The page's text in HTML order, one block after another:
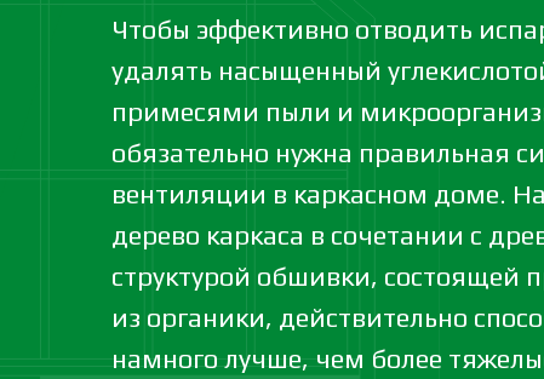
Чтобы эффективно отводить
удалять насыщенный
примесями пыли и
обязательно нужна правильная
вентиляции в каркасном доме.
дерево каркаса в сочетании с
структурой обшивки, состоящей
из органики, действительно
намного лучше, чем более